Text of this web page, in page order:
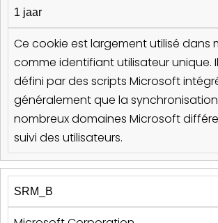
1 jaar
Ce cookie est largement utilisé dans
comme identifiant utilisateur unique.
défini par des scripts Microsoft
généralement que la
nombreux domaines Microsoft
suivi des utilisateurs.
SRM_B